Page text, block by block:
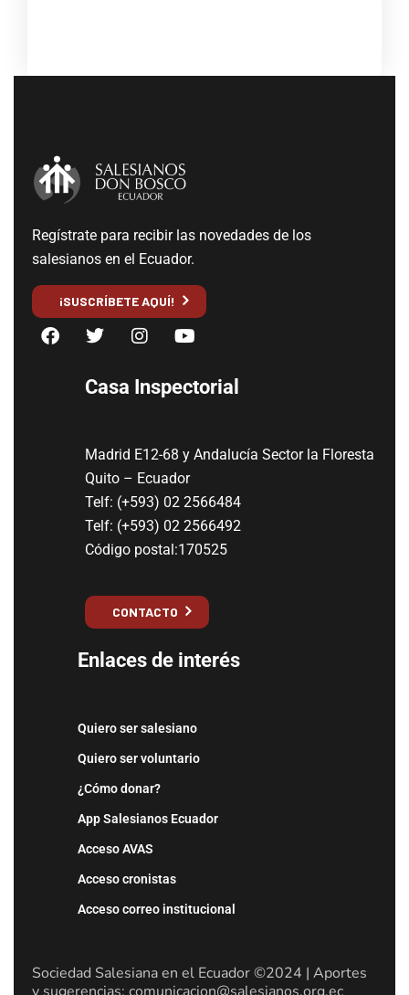
Regístrate para recibir las novedades de los
salesianos en el Ecuador.
¡SUSCRÍBETE AQUÍ!
Casa Inspectorial
Madrid E12-68 y Andalucía Sector la Floresta
Quito – Ecuador
Telf: (+593) 02 2566484
Telf: (+593) 02 2566492
Código postal:170525
CONTACTO
Enlaces de interés
Quiero ser salesiano
Quiero ser voluntario
¿Cómo donar?
App Salesianos Ecuador
Acceso AVAS
Acceso cronistas
Acceso correo institucional
Sociedad Salesiana en el Ecuador ©2024 | Aportes